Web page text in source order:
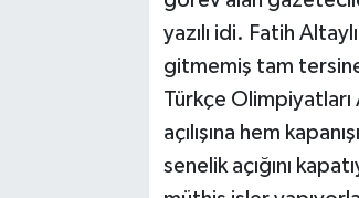
yazılı idi. Fatih
gitmemiş tam
Türkçe Olimpiyatları
açılışına hem
senelik açığını